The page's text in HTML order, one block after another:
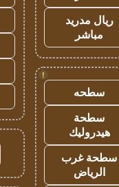
ريال مدريد
مباشر
!
سطحه
سطحة
هيدروليك
سطحة غرب
الرياض